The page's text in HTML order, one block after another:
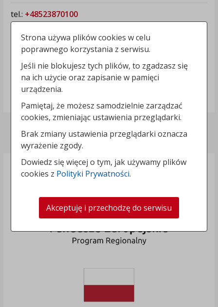
tel.: +48523870100
e-mail:solec@soleckujawski.pl
strona www:www.soleckujawski.pl
Informacje dodatkowe:
NIP: 5542892492
REGON: 092350702
Polityka prywatności
Strona używa plików cookies w celu
poprawnego korzystania z serwisu.
Jeśli nie blokujesz tych plików, to zgadzasz się
na ich użycie oraz zapisanie w pamięci
urządzenia.
Pamiętaj, że możesz samodzielnie zarządzać
cookies, zmieniając ustawienia przeglądarki.
Brak zmiany ustawienia przeglądarki oznacza
wyrażenie zgody.
Dowiedz się więcej o tym, jak używamy plików
cookies z Polityki Prywatności.
Akceptuję i przechodzę do serwisu